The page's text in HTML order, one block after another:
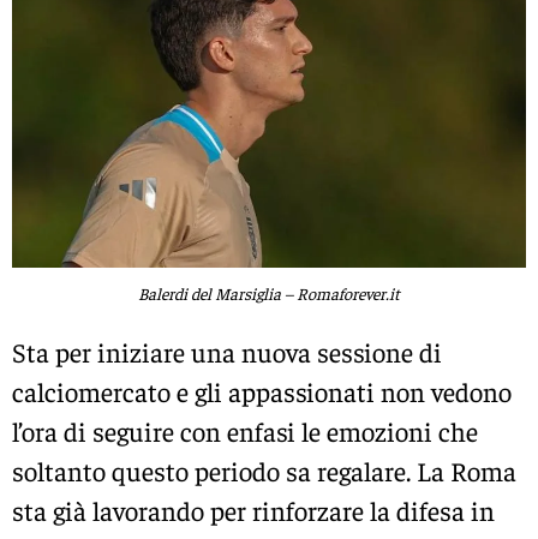
Balerdi del Marsiglia – Romaforever.it
Sta per iniziare una nuova sessione di
calciomercato e gli appassionati non vedono
l’ora di seguire con enfasi le emozioni che
soltanto questo periodo sa regalare. La Roma
sta già lavorando per rinforzare la difesa in